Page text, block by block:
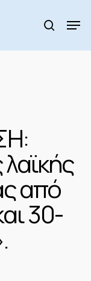
search
από
30-
Menu